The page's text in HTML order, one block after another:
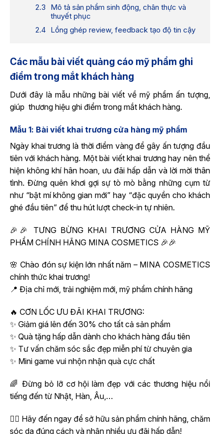
Mô tả sản phẩm sinh động, chân thực và
thuyết phục
Lồng ghép review, feedback tạo độ tin cậy
Các mẫu bài viết quảng cáo mỹ phẩm ghi
điểm trong mắt khách hàng
Dưới đây là mẫu những bài viết về mỹ phẩm ấn tượng,
giúp thương hiệu ghi điểm trong mắt khách hàng.
Mẫu 1: Bài viết khai trương cửa hàng mỹ phẩm
Ngày khai trương là thời điểm vàng để gây ấn tượng đầu
tiên với khách hàng. Một bài viết khai trương hay nên thể
hiện không khí hân hoan, ưu đãi hấp dẫn và lời mời thân
tình. Đừng quên khơi gợi sự tò mò bằng những cụm từ
như “bật mí không gian mới” hay “đặc quyền cho khách
ghé đầu tiên” để thu hút lượt check-in tự nhiên.
🎉🎉 TƯNG BỪNG KHAI TRƯƠNG CỬA HÀNG MỸ
PHẨM CHÍNH HÃNG MINA COSMETICS 🎉🎉
🌸 Chào đón sự kiện lớn nhất năm – MINA COSMETICS
chính thức khai trương!
📍 Địa chỉ mới, trải nghiệm mới, mỹ phẩm chính hãng
🔥 CƠN LỐC ƯU ĐÃI KHAI TRƯƠNG:
✨ Giảm giá lên đến 30% cho tất cả sản phẩm
✨ Quà tặng hấp dẫn dành cho khách hàng đầu tiên
✨ Tư vấn chăm sóc sắc đẹp miễn phí từ chuyên gia
✨ Mini game vui nhộn nhận quà cực chất
🌈 Đừng bỏ lỡ cơ hội làm đẹp với các thương hiệu nổi
tiếng đến từ Nhật, Hàn, Âu,…
💁‍♀️ Hãy đến ngay để sở hữu sản phẩm chính hãng, chăm
sóc da đúng cách và nhận nhiều ưu đãi hấp dẫn!